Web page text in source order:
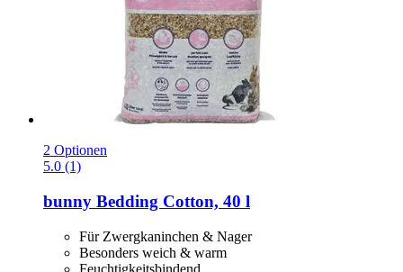
2 Optionen
5.0 (1)
bunny Bedding Cotton, 40 l
Für Zwergkaninchen & Nager
Besonders weich & warm
Feuchtigkeitsbindend